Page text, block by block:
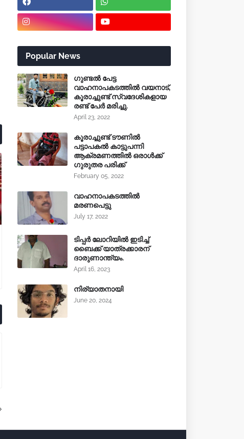
Popular News
ഗുണ്ടൽ പേട്ട
വാഹനാപകടത്തിൽ വയനാട്,
കൂരാച്ചുണ്ട് സ്വദേശികളായ
രണ്ട് പേർ മരിച്ചു.
April 23, 2022
കൂരാച്ചുണ്ട് ടൗണിൽ
പട്ടാപകൽ കാട്ടുപന്നി
ആക്രമണത്തിൽ ഒരാൾക്ക്
ഗുരുതര പരിക്ക്
February 05, 2022
വാഹനാപകടത്തിൽ
മരണപെട്ടു
July 17, 2022
ടിപ്പർ ലോറിയിൽ ഇടിച്ച്
ബൈക്ക് യാത്രക്കാരന്
ദാരുണാന്ത്യം.
April 16, 2023
നിര്യാതനായി
June 20, 2024